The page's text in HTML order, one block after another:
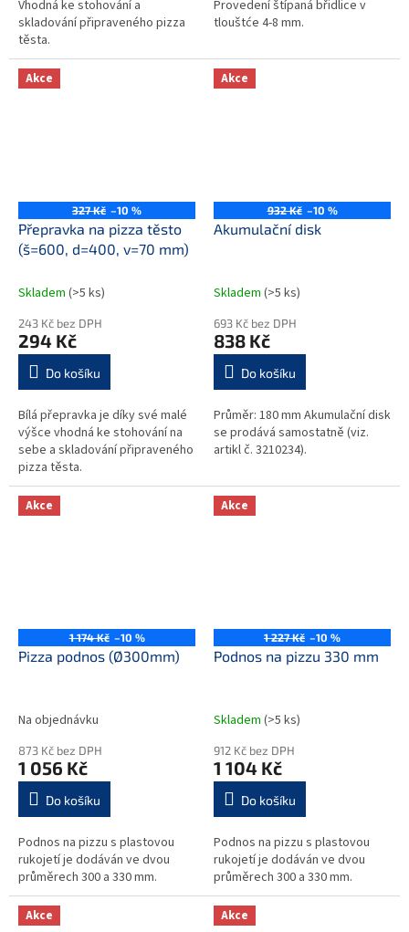
Vhodná ke stohování a
skladování připraveného pizza
těsta.
Provedení štípaná břidlice v
tlouštće 4-8 mm.
Akce
327 Kč –10 %
Přepravka na pizza těsto
(š=600, d=400, v=70 mm)
Skladem (>5 ks)
243 Kč bez DPH
294 Kč
Do košíku
Bílá přepravka je díky své malé
výšce vhodná ke stohování na
sebe a skladování připraveného
pizza těsta.
Akce
932 Kč –10 %
Akumulační disk
Skladem (>5 ks)
693 Kč bez DPH
838 Kč
Do košíku
Průměr: 180 mm Akumulační disk
se prodává samostatně (viz.
artikl č. 3210234).
Akce
1 174 Kč –10 %
Pizza podnos (Ø300mm)
Na objednávku
873 Kč bez DPH
1 056 Kč
Do košíku
Podnos na pizzu s plastovou
rukojetí je dodáván ve dvou
průměrech 300 a 330 mm.
Akce
1 227 Kč –10 %
Podnos na pizzu 330 mm
Skladem (>5 ks)
912 Kč bez DPH
1 104 Kč
Do košíku
Podnos na pizzu s plastovou
rukojetí je dodáván ve dvou
průměrech 300 a 330 mm.
Akce Akce